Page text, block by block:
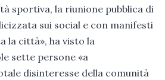
sportiva, la riunione pubblica di
sui social e con manifesti
la città», ha visto la
sette persone «a
disinteresse della comunità